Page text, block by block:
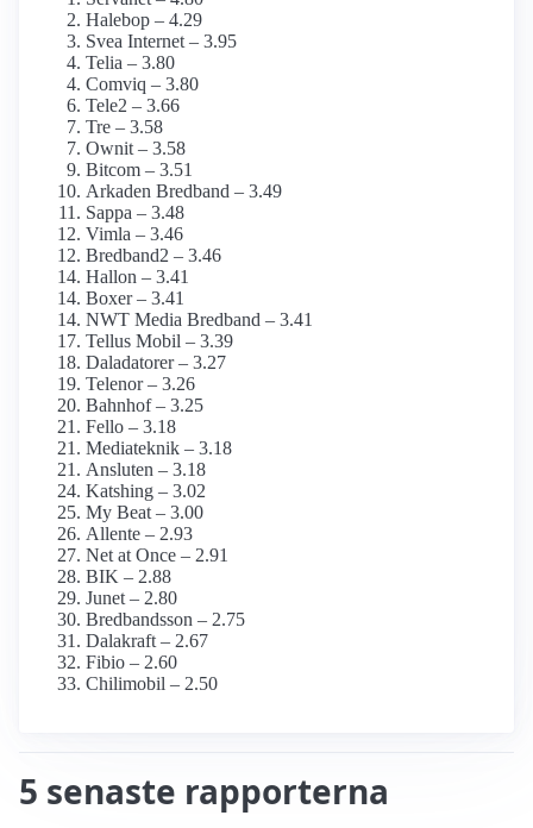
Halebop – 4.29
Svea Internet – 3.95
Telia – 3.80
Comviq – 3.80
Tele2 – 3.66
Tre – 3.58
Ownit – 3.58
Bitcom – 3.51
Arkaden Bredband – 3.49
Sappa – 3.48
Vimla – 3.46
Bredband2 – 3.46
Hallon – 3.41
Boxer – 3.41
NWT Media Bredband – 3.41
Tellus Mobil – 3.39
Daladatorer – 3.27
Telenor – 3.26
Bahnhof – 3.25
Fello – 3.18
Mediateknik – 3.18
Ansluten – 3.18
Katshing – 3.02
My Beat – 3.00
Allente – 2.93
Net at Once – 2.91
BIK – 2.88
Junet – 2.80
Bredbandsson – 2.75
Dalakraft – 2.67
Fibio – 2.60
Chilimobil – 2.50
5 senaste rapporterna